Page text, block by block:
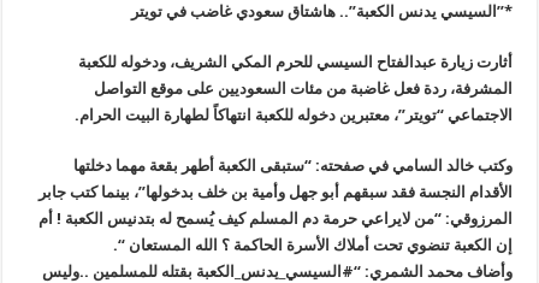
*”السيسي يدنس الكعبة”.. هاشتاق سعودي غاضب في تويتر
أثارت زيارة عبدالفتاح السيسي للحرم المكي الشريف، ودخوله للكعبة
المشرفة، ردة فعل غاضبة من مئات السعوديين على موقع التواصل
الاجتماعي “تويتر”، معتبرين دخوله للكعبة انتهاكاً لطهارة البيت الحرام.
وكتب خالد السامي في صفحته: “ستبقى الكعبة أطهر بقعة مهما دخلتها
الأقدام النجسة فقد سبقهم أبو جهل وأمية بن خلف بدخولها”، بينما كتب جابر
المرزوقي: “من لايراعي حرمة دم المسلم كيف يُسمح له بتدنيس الكعبة ! أم
إن الكعبة تنضوي تحت أملاك الأسرة الحاكمة ؟ الله المستعان “.
وأضاف محمد الشمري: “#السيسي_يدنس_الكعبة بقتله للمسلمين ..وليس